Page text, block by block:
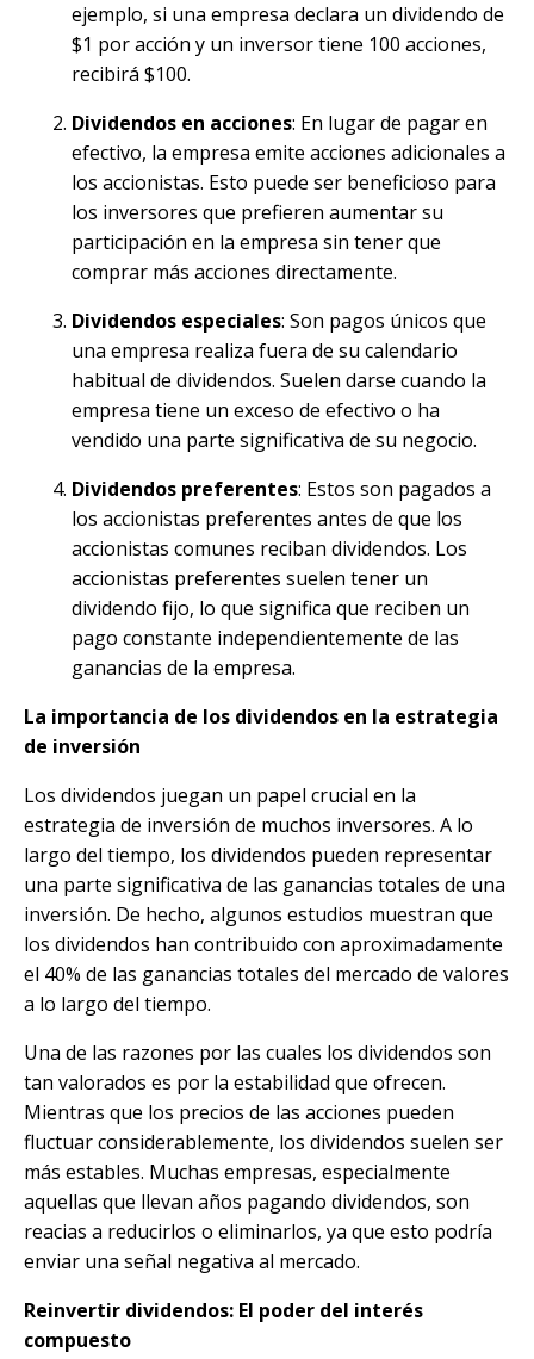
ejemplo, si una empresa declara un dividendo de
$1 por acción y un inversor tiene 100 acciones,
recibirá $100.
Dividendos en acciones: En lugar de pagar en
efectivo, la empresa emite acciones adicionales a
los accionistas. Esto puede ser beneficioso para
los inversores que prefieren aumentar su
participación en la empresa sin tener que
comprar más acciones directamente.
Dividendos especiales: Son pagos únicos que
una empresa realiza fuera de su calendario
habitual de dividendos. Suelen darse cuando la
empresa tiene un exceso de efectivo o ha
vendido una parte significativa de su negocio.
Dividendos preferentes: Estos son pagados a
los accionistas preferentes antes de que los
accionistas comunes reciban dividendos. Los
accionistas preferentes suelen tener un
dividendo fijo, lo que significa que reciben un
pago constante independientemente de las
ganancias de la empresa.
La importancia de los dividendos en la estrategia
de inversión
Los dividendos juegan un papel crucial en la
estrategia de inversión de muchos inversores. A lo
largo del tiempo, los dividendos pueden representar
una parte significativa de las ganancias totales de una
inversión. De hecho, algunos estudios muestran que
los dividendos han contribuido con aproximadamente
el 40% de las ganancias totales del mercado de valores
a lo largo del tiempo.
Una de las razones por las cuales los dividendos son
tan valorados es por la estabilidad que ofrecen.
Mientras que los precios de las acciones pueden
fluctuar considerablemente, los dividendos suelen ser
más estables. Muchas empresas, especialmente
aquellas que llevan años pagando dividendos, son
reacias a reducirlos o eliminarlos, ya que esto podría
enviar una señal negativa al mercado.
Reinvertir dividendos: El poder del interés
compuesto